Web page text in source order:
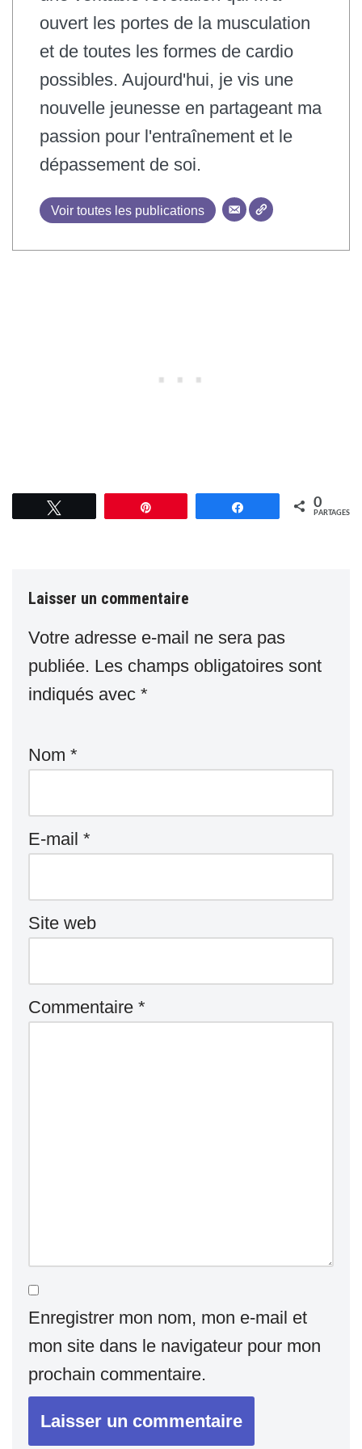
ouvert les portes de la musculation
et de toutes les formes de cardio
possibles. Aujourd'hui, je vis une
nouvelle jeunesse en partageant ma
passion pour l'entraînement et le
dépassement de soi.
Voir toutes les publications
Partagez 0
PARTAGES
Laisser un commentaire
Votre adresse e-mail ne sera pas
publiée. Les champs obligatoires sont
indiqués avec *
Nom *
E-mail *
Site web
Commentaire *
Enregistrer mon nom, mon e-mail et
mon site dans le navigateur pour mon
prochain commentaire.